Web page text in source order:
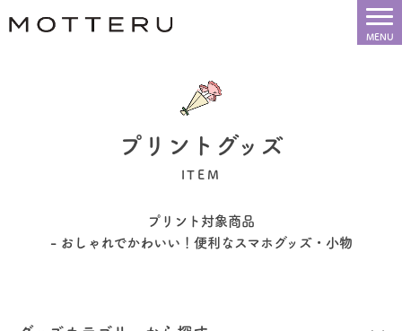
プリントグッズ
ITEM
プリント対象商品
- おしゃれでかわいい！便利なスマホグッズ・小物